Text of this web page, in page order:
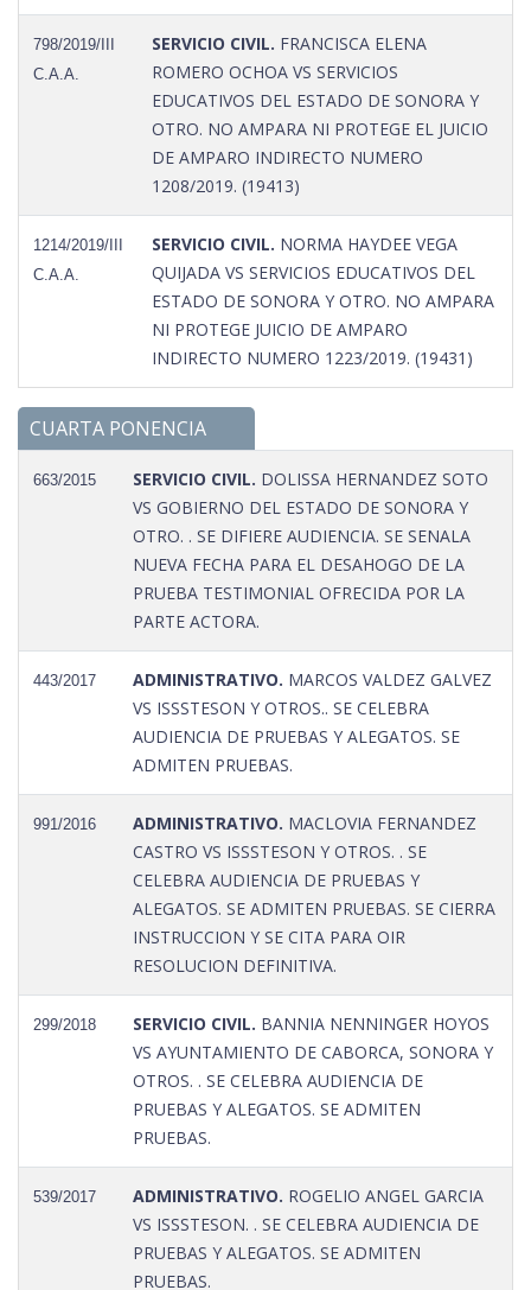
798/2019/III
C.A.A.
SERVICIO CIVIL. FRANCISCA ELENA
ROMERO OCHOA VS SERVICIOS
EDUCATIVOS DEL ESTADO DE SONORA Y
OTRO. NO AMPARA NI PROTEGE EL JUICIO
DE AMPARO INDIRECTO NUMERO
1208/2019. (19413)
1214/2019/III
C.A.A.
SERVICIO CIVIL. NORMA HAYDEE VEGA
QUIJADA VS SERVICIOS EDUCATIVOS DEL
ESTADO DE SONORA Y OTRO. NO AMPARA
NI PROTEGE JUICIO DE AMPARO
INDIRECTO NUMERO 1223/2019. (19431)
CUARTA PONENCIA
663/2015 SERVICIO CIVIL. DOLISSA HERNANDEZ SOTO
VS GOBIERNO DEL ESTADO DE SONORA Y
OTRO. . SE DIFIERE AUDIENCIA. SE SENALA
NUEVA FECHA PARA EL DESAHOGO DE LA
PRUEBA TESTIMONIAL OFRECIDA POR LA
PARTE ACTORA.
443/2017 ADMINISTRATIVO. MARCOS VALDEZ GALVEZ
VS ISSSTESON Y OTROS.. SE CELEBRA
AUDIENCIA DE PRUEBAS Y ALEGATOS. SE
ADMITEN PRUEBAS.
991/2016 ADMINISTRATIVO. MACLOVIA FERNANDEZ
CASTRO VS ISSSTESON Y OTROS. . SE
CELEBRA AUDIENCIA DE PRUEBAS Y
ALEGATOS. SE ADMITEN PRUEBAS. SE CIERRA
INSTRUCCION Y SE CITA PARA OIR
RESOLUCION DEFINITIVA.
299/2018 SERVICIO CIVIL. BANNIA NENNINGER HOYOS
VS AYUNTAMIENTO DE CABORCA, SONORA Y
OTROS. . SE CELEBRA AUDIENCIA DE
PRUEBAS Y ALEGATOS. SE ADMITEN
PRUEBAS.
539/2017 ADMINISTRATIVO. ROGELIO ANGEL GARCIA
VS ISSSTESON. . SE CELEBRA AUDIENCIA DE
PRUEBAS Y ALEGATOS. SE ADMITEN
PRUEBAS.